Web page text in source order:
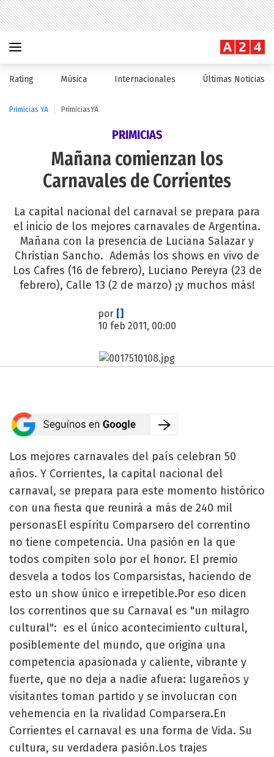
Rating Música Internacionales Últimas Noticias
Primicias YA PrimiciasYA
PRIMICIAS
Mañana comienzan los
Carnavales de Corrientes
La capital nacional del carnaval se prepara para
el inicio de los mejores carnavales de Argentina.
Mañana con la presencia de Luciana Salazar y
Christian Sancho. Además los shows en vivo de
Los Cafres (16 de febrero), Luciano Pereyra (23 de
febrero), Calle 13 (2 de marzo) ¡y muchos más!
por []
10 feb 2011, 00:00
Los mejores carnavales del país celebran 50
años. Y Corrientes, la capital nacional del
carnaval, se prepara para este momento histórico
con una fiesta que reunirá a más de 240 mil
personasEl espíritu Comparsero del correntino
no tiene competencia. Una pasión en la que
todos compiten solo por el honor. El premio
desvela a todos los Comparsistas, haciendo de
esto un show único e irrepetible.Por eso dicen
los correntinos que su Carnaval es "un milagro
cultural": es el único acontecimiento cultural,
posiblemente del mundo, que origina una
competencia apasionada y caliente, vibrante y
fuerte, que no deja a nadie afuera: lugareños y
visitantes toman partido y se involucran con
vehemencia en la rivalidad Comparsera.En
Corrientes el carnaval es una forma de Vida. Su
cultura, su verdadera pasión.Los trajes